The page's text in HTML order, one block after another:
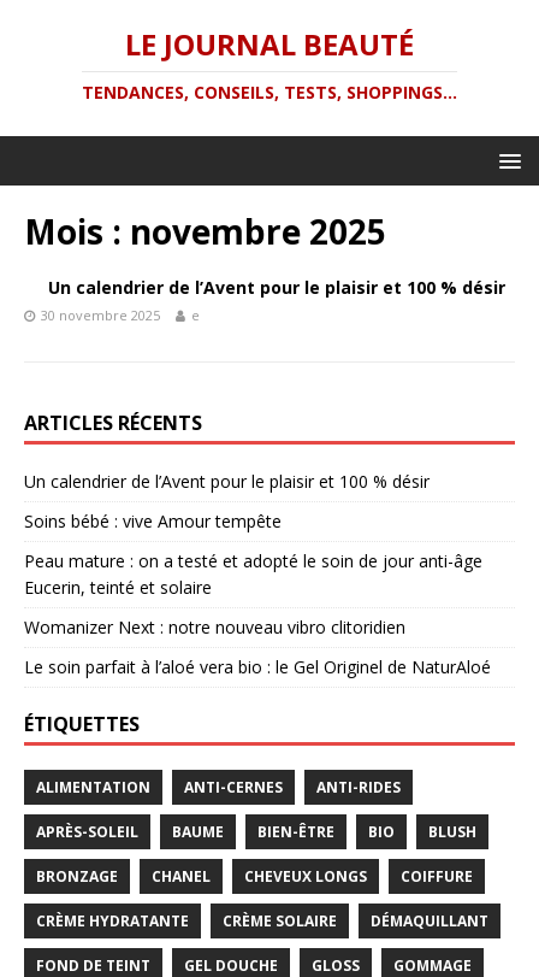
LE JOURNAL BEAUTÉ
TENDANCES, CONSEILS, TESTS, SHOPPINGS...
Mois : novembre 2025
Un calendrier de l’Avent pour le plaisir et 100 % désir
30 novembre 2025 e
ARTICLES RÉCENTS
Un calendrier de l’Avent pour le plaisir et 100 % désir
Soins bébé : vive Amour tempête
Peau mature : on a testé et adopté le soin de jour anti-âge
Eucerin, teinté et solaire
Womanizer Next : notre nouveau vibro clitoridien
Le soin parfait à l’aloé vera bio : le Gel Originel de NaturAloé
ÉTIQUETTES
ALIMENTATION ANTI-CERNES ANTI-RIDES
APRÈS-SOLEIL BAUME BIEN-ÊTRE BIO BLUSH
BRONZAGE CHANEL CHEVEUX LONGS COIFFURE
CRÈME HYDRATANTE CRÈME SOLAIRE DÉMAQUILLANT
FOND DE TEINT GEL DOUCHE GLOSS GOMMAGE